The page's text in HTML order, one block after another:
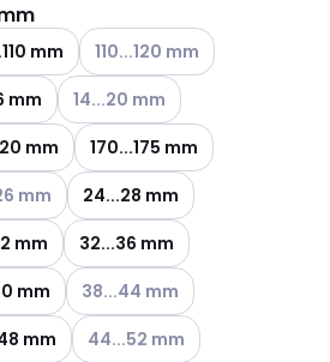
vaihtoehdot
mm Katso käytettävissä olevat
110...120 mm
mm Katso käytettävissä olevat
14...20 mm
mm
170...175 mm
olevat vaihtoehdot
mm
24...28 mm
vaihtoehdot
mm
32...36 mm
vaihtoehdot
mm Katso käytettävissä olevat
38...44 mm
mm Katso käytettävissä olevat
44...52 mm